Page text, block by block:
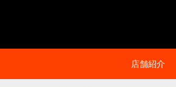
店舗紹介